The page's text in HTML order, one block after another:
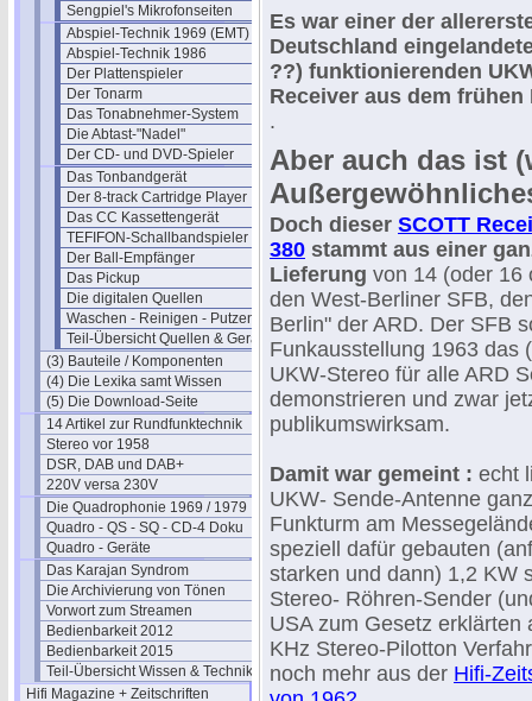
Sengpiel's Mikrofonseiten
Abspiel-Technik 1969 (EMT)
Abspiel-Technik 1986
Der Plattenspieler
Der Tonarm
Das Tonabnehmer-System
Die Abtast-"Nadel"
Der CD- und DVD-Spieler
Das Tonbandgerät
Der 8-track Cartridge Player
Das CC Kassettengerät
TEFIFON-Schallbandspieler (1950)
Der Ball-Empfänger
Das Pickup
Die digitalen Quellen
Waschen - Reinigen - Putzen
Teil-Übersicht Quellen & Geräte
(3) Bauteile / Komponenten
(4) Die Lexika samt Wissen
(5) Die Download-Seite
14 Artikel zur Rundfunktechnik
Stereo vor 1958
DSR, DAB und DAB+
220V versa 230V
Die Quadrophonie 1969 / 1979
Quadro - QS - SQ - CD-4 Doku
Quadro - Geräte
Das Karajan Syndrom
Die Archivierung von Tönen
Vorwort zum Streamen
Bedienbarkeit 2012
Bedienbarkeit 2015
Teil-Übersicht Wissen & Technik
Hifi Magazine + Zeitschriften
Es war einer der
Deutschland
??) funktionierenden
Receiver aus dem frühen
.
Aber auch das ist
Doch dieser SCOTT
380 stammt aus einer
Lieferung von 14 (oder 16
den West-Berliner SFB,
Berlin" der ARD. Der SFB
Funkausstellung 1963 das
UKW-Stereo für alle ARD
demonstrieren und zwar
publikumswirksam.
Damit war gemeint : echt
UKW- Sende-Antenne
Funkturm am
speziell dafür gebauten
starken und dann) 1,2 KW
Stereo- Röhren-Sender
USA zum Gesetz erklärten
KHz Stereo-Pilotton
noch mehr aus der Hifi-